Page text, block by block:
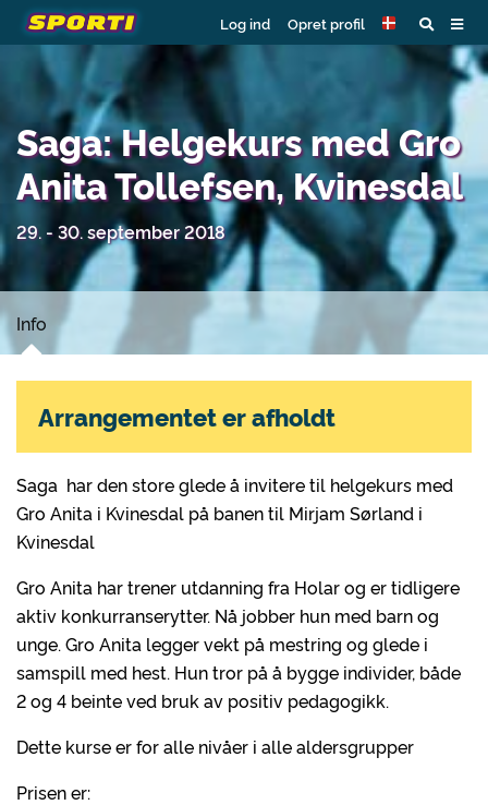
Log ind Opret profil
Saga: Helgekurs med Gro
Anita Tollefsen, Kvinesdal
29. - 30. september 2018
Info
Saga har den store glede å invitere til helgekurs med
Gro Anita i Kvinesdal på banen til Mirjam Sørland i
Kvinesdal
Gro Anita har trener utdanning fra Holar og er tidligere
aktiv konkurranserytter. Nå jobber hun med barn og
unge. Gro Anita legger vekt på mestring og glede i
samspill med hest. Hun tror på å bygge individer, både
2 og 4 beinte ved bruk av positiv pedagogikk.
Dette kurse er for alle nivåer i alle aldersgrupper
Prisen er:
Arrangementet er afholdt